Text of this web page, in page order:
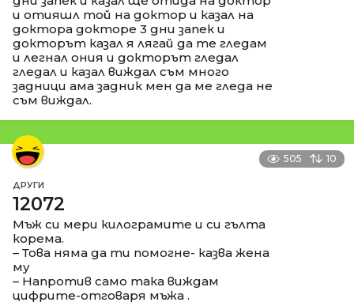
и отияшл той на доктор и казал на
доктора докторе 3 дни запек и
докторът казал я лягай да те гледам
и легнал ония и докторът гледал
гледал и казал виждал съм много
задници ама задник мен да ме гледа не
съм виждал.
505 10
ДРУГИ
12072
Мъж си мери килограмите и си гълта
корема.
– Това няма да ти помогне- казва жена
му
– Напротив само така виждам
цифрите-отговаря мъжа .